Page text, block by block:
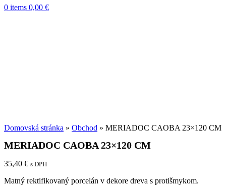
0 items 0,00 €
Domovská stránka » Obchod » MERIADOC CAOBA 23×120 CM
MERIADOC CAOBA 23×120 CM
35,40 € s DPH
Matný rektifikovaný porcelán v dekore dreva s protišmykom.